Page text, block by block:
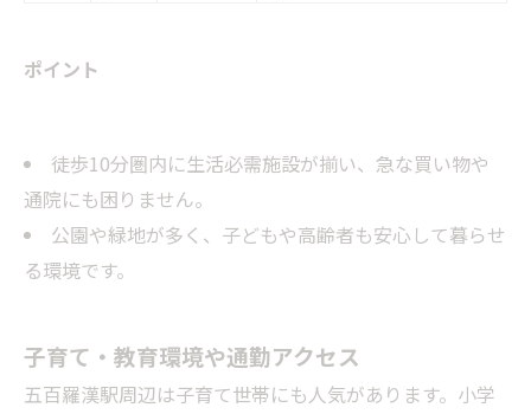
ポイント
徒歩10分圏内に生活必需施設が揃い、急な買い物や
通院にも困りません。
公園や緑地が多く、子どもや高齢者も安心して暮らせ
る環境です。
子育て・教育環境や通勤アクセス
五百羅漢駅周辺は子育て世帯にも人気があります。小学